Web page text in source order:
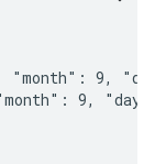
"month": 9,
9,